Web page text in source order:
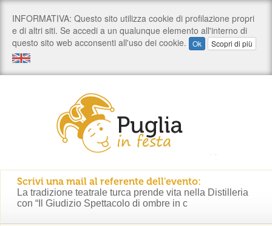
Scrivi una mail al referente dell'evento:
La tradizione teatrale turca prende vita nella Distilleria
con “Il Giudizio Spettacolo di ombre in c